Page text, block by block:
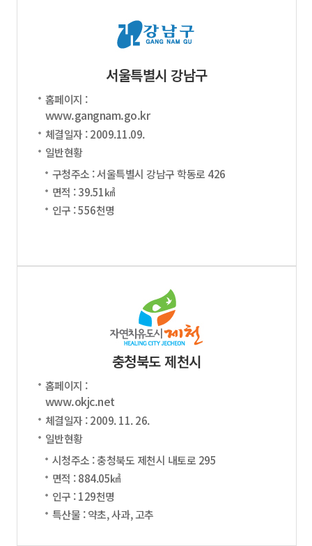
서울특별시 강남구
홈페이지 :
www.gangnam.go.kr
체결일자 : 2009.11.09.
일반현황
구청주소 : 서울특별시 강남구 학동로 426
면적 : 39.51㎢
인구 : 556천명
충청북도 제천시
홈페이지 :
www.okjc.net
체결일자 : 2009. 11. 26.
일반현황
시청주소 : 충청북도 제천시 내토로 295
면적 : 884.05㎢
인구 : 129천명
특산물 : 약초, 사과, 고추